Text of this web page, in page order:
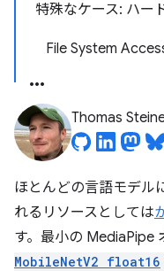
特殊なケース: ハー
File System
Thomas
ほとんどの言語モデル
れるリソースとしては
す。最小の MediaPipe
MobileNetV2 float16